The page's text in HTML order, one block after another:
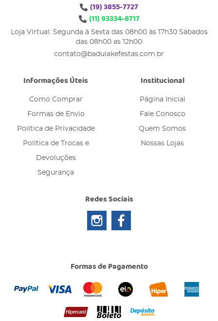
(19)3855-7727
(11)93334-8717
Loja Virtual: Segunda à Sexta das 08h00 às 17h30 Sábados
das 08h00 as 12h00
contato@badulakefestas.com.br
Informações Úteis
Como Comprar
Formas de Envio
Política de Privacidade
Política de Trocas e
Devoluções
Segurança
Institucional
Página Inicial
Fale Conosco
Quem Somos
Nossas Lojas
Redes Sociais
Formas de Pagamento